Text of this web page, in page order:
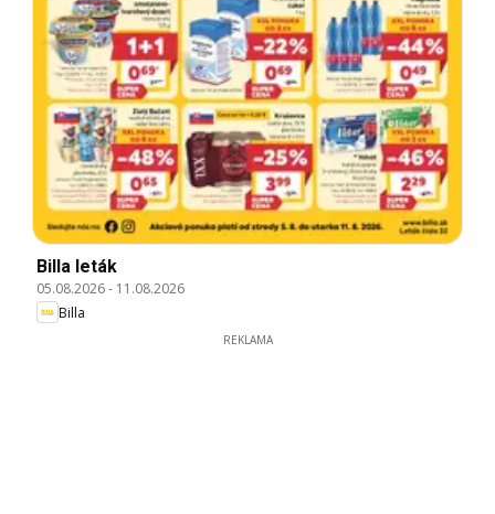
Billa leták
05.08.2026- 11.08.2026
Billa
REKLAMA